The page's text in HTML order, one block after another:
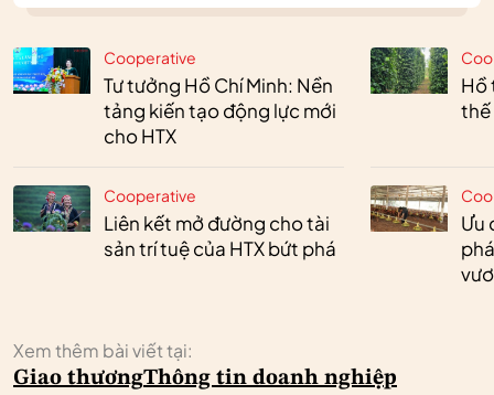
Cooperative
Tư tưởng Hồ Chí Minh: Nền
tảng kiến tạo động lực mới
cho HTX
Cooperative
Liên kết mở đường cho tài
sản trí tuệ của HTX bứt phá
Hồ
thế
Ưu
Xem thêm bài viết tại:
Giao thươngThông tin doanh nghiệp